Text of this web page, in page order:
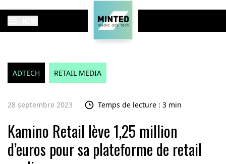
ADTECH RETAIL MEDIA
28 septembre 2023 Temps de lecture : 3 min
Kamino Retail lève 1,25 million
d’euros pour sa plateforme de retail